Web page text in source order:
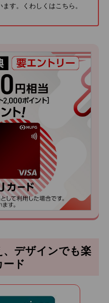
ます。くわしくは こちら 。
、デザインでも楽
ード